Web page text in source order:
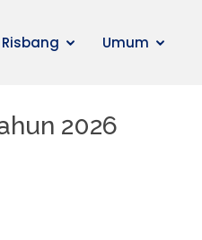
Risbang Umum
2026